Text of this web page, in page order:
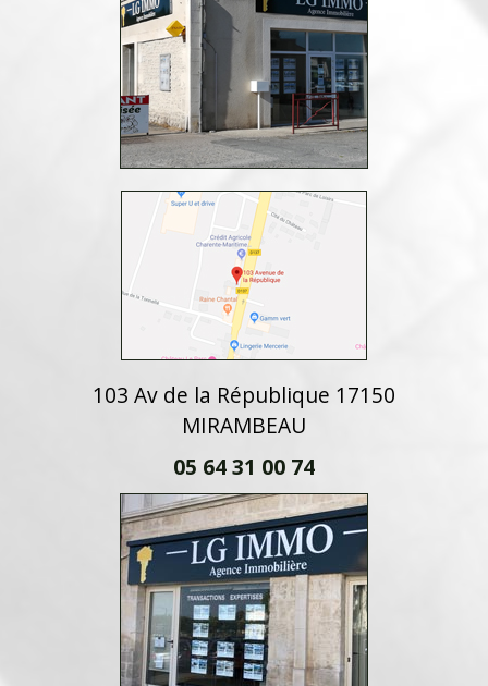
103 Av de la République 17150
MIRAMBEAU
05 64 31 00 74